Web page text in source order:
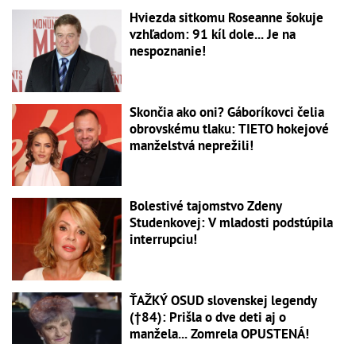
Hviezda sitkomu Roseanne šokuje
vzhľadom: 91 kíl dole... Je na
nespoznanie!
Skončia ako oni? Gáboríkovci čelia
obrovskému tlaku: TIETO hokejové
manželstvá neprežili!
Bolestivé tajomstvo Zdeny
Studenkovej: V mladosti podstúpila
interrupciu!
ŤAŽKÝ OSUD slovenskej legendy
(†84): Prišla o dve deti aj o
manžela... Zomrela OPUSTENÁ!